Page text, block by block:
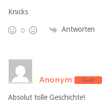
Knicks
0 Antworten
Anonym Gast
Absolut tolle Geschichte!